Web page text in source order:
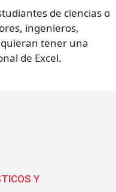
de ciencias o
ingenieros,
tener una
de Excel.
Y